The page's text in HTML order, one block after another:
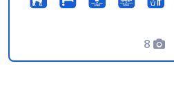
misma parcela. Incluyen
totalmente automático
código que recibirás al
8
Fotos